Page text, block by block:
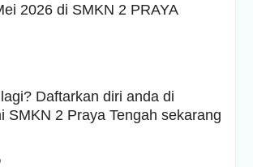
2026 di SMKN 2 PRAYA
Daftarkan diri anda di
SMKN 2 Praya Tengah sekarang